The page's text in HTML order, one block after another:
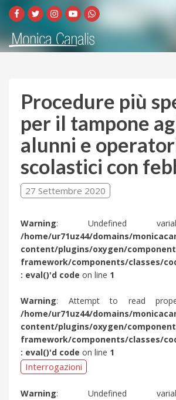
Procedure più
per il tampone
alunni e
scolastici con
27 Settembre 2020
Warning: Undefined
/home/ur71uz44/domains/
content/plugins/oxygen/
framework/components/classes/
: eval()'d code on line 1
Warning: Attempt to read
/home/ur71uz44/domains/
content/plugins/oxygen/
framework/components/classes/
: eval()'d code on line 1
Interrogazioni
Warning: Undefined